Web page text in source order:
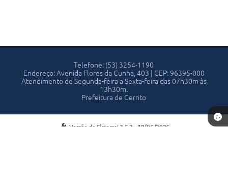
Telefone: (53) 3254-1190
Endereço: Avenida Flores da Cunha, 403 | CEP: 96395-000
Atendimento de Segunda-feira a Sexta-feira das 07h30m às
13h30m.
Prefeitura de Cerrito
Versão do Sistema: 3.5.3 - 19/06/2026